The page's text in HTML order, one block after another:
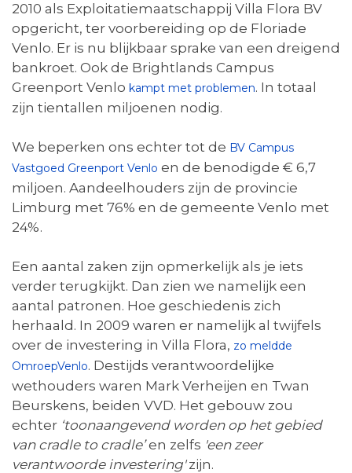
2010 als Exploitatiemaatschappij Villa Flora BV
opgericht, ter voorbereiding op de Floriade
Venlo. Er is nu blijkbaar sprake van een dreigend
bankroet. Ook de Brightlands Campus
Greenport Venlo kampt met problemen. In totaal
zijn tientallen miljoenen nodig.
We beperken ons echter tot de BV Campus
Vastgoed Greenport Venlo en de benodigde € 6,7
miljoen. Aandeelhouders zijn de provincie
Limburg met 76% en de gemeente Venlo met
24%.
Een aantal zaken zijn opmerkelijk als je iets
verder terugkijkt. Dan zien we namelijk een
aantal patronen. Hoe geschiedenis zich
herhaald. In 2009 waren er namelijk al twijfels
over de investering in Villa Flora, zo meldde
OmroepVenlo. Destijds verantwoordelijke
wethouders waren Mark Verheijen en Twan
Beurskens, beiden VVD. Het gebouw zou
echter ‘toonaangevend worden op het gebied
van cradle to cradle’en zelfs 'een zeer
verantwoorde investering'zijn.